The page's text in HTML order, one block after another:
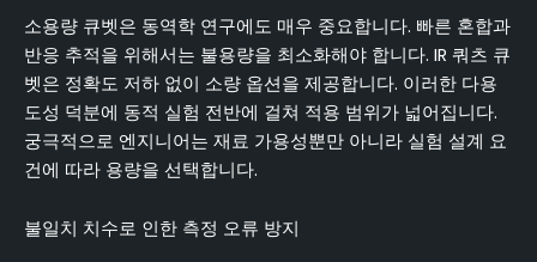
소용량 큐벳은 동역학 연구에도 매우 중요합니다. 빠른 혼합과
반응 추적을 위해서는 불용량을 최소화해야 합니다. IR 쿼츠 큐
벳은 정확도 저하 없이 소량 옵션을 제공합니다. 이러한 다용
도성 덕분에 동적 실험 전반에 걸쳐 적용 범위가 넓어집니다.
궁극적으로 엔지니어는 재료 가용성뿐만 아니라 실험 설계 요
건에 따라 용량을 선택합니다.
불일치 치수로 인한 측정 오류 방지